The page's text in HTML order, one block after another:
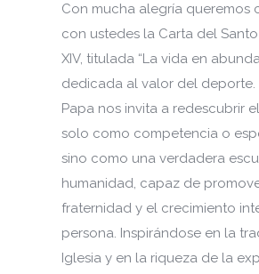
Con mucha alegría queremos
con ustedes la Carta del
XIV, titulada “La vida en
dedicada al valor del deporte.
Papa nos invita a redescubrir
solo como competencia o
sino como una verdadera
humanidad, capaz de
fraternidad y el crecimiento
persona. Inspirándose en la
Iglesia y en la riqueza de la